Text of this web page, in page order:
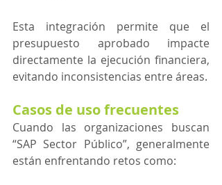
Esta integración permite que el
presupuesto aprobado impacte
directamente la ejecución financiera,
evitando inconsistencias entre áreas.
Casos de uso frecuentes
Cuando las organizaciones buscan
“SAP Sector Público”, generalmente
están enfrentando retos como: